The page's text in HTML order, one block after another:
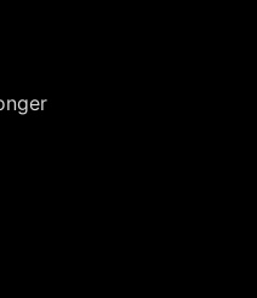
Aperta